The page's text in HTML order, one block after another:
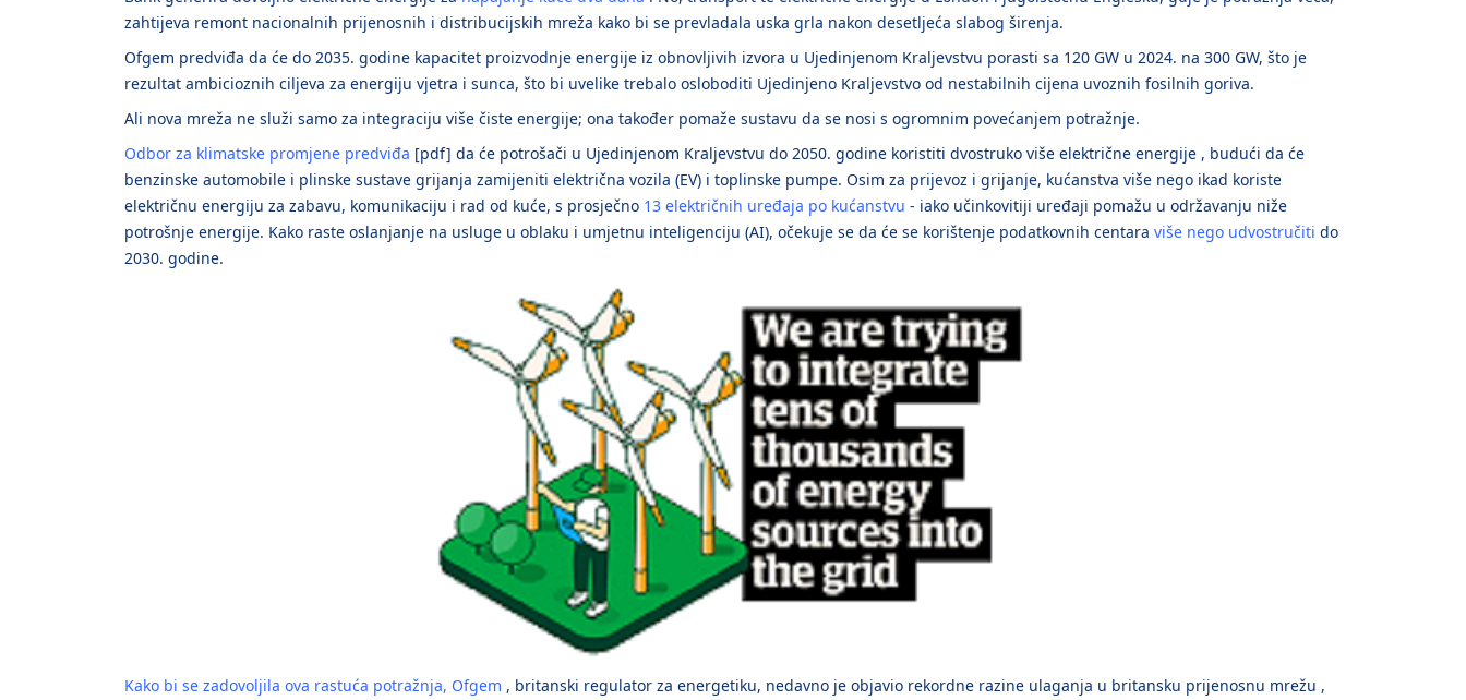
zahtijeva remont nacionalnih prijenosnih i distribucijskih mreža kako bi se prevladala uska grla nakon desetljeća slabog širenja.
Ofgem predviđa da će do 2035. godine kapacitet proizvodnje energije iz obnovljivih izvora u Ujedinjenom Kraljevstvu porasti sa 120 GW u 2024. na 300 GW, što je
rezultat ambicioznih ciljeva za energiju vjetra i sunca, što bi uvelike trebalo osloboditi Ujedinjeno Kraljevstvo od nestabilnih cijena uvoznih fosilnih goriva.
Ali nova mreža ne služi samo za integraciju više čiste energije; ona također pomaže sustavu da se nosi s ogromnim povećanjem potražnje.
Odbor za klimatske promjene predviđa [pdf] da će potrošači u Ujedinjenom Kraljevstvu do 2050. godine koristiti dvostruko više električne energije , budući da će
benzinske automobile i plinske sustave grijanja zamijeniti električna vozila (EV) i toplinske pumpe. Osim za prijevoz i grijanje, kućanstva više nego ikad koriste
električnu energiju za zabavu, komunikaciju i rad od kuće, s prosječno 13 električnih uređaja po kućanstvu - iako učinkovitiji uređaji pomažu u održavanju niže
potrošnje energije. Kako raste oslanjanje na usluge u oblaku i umjetnu inteligenciju (AI), očekuje se da će se korištenje podatkovnih centara više nego udvostručiti do
2030. godine.
Kako bi se zadovoljila ova rastuća potražnja, Ofgem , britanski regulator za energetiku, nedavno je objavio rekordne razine ulaganja u britansku prijenosnu mrežu ,